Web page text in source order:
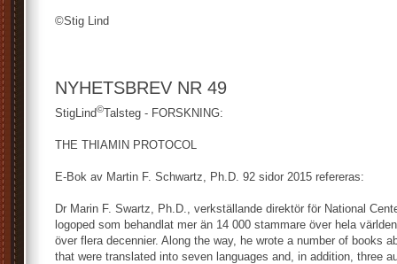
©Stig Lind
NYHETSBREV NR 49
StigLind©Talsteg - FORSKNING:
THE THIAMIN PROTOCOL
E-Bok av Martin F. Schwartz, Ph.D. 92 sidor 2015 refereras:
Dr Marin F. Swartz, Ph.D., verkställande direktör för National
logoped som behandlat mer än 14 000 stammare över hela
över flera decennier. Along the way, he wrote a number of books
that were translated into seven languages and, in addition, three